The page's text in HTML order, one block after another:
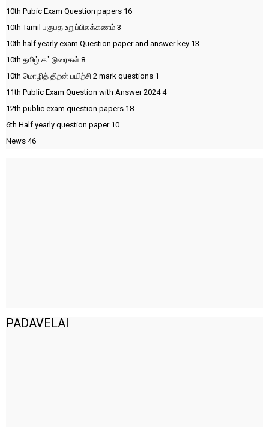
10th Pubic Exam Question papers 16
10th Tamil பகுபத உறுப்பிலக்கணம் 3
10th half yearly exam Question paper and answer key 13
10th தமிழ் கட்டுரைகள் 8
10th மொழித் திறன் பயிற்சி 2 mark questions 1
11th Public Exam Question with Answer 20244
12th public exam question papers 18
6th Half yearly question paper 10
News 46
PADAVELAI